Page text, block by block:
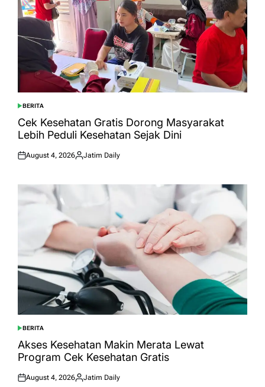
POSTED
IN
BERITA
Cek Kesehatan Gratis Dorong Masyarakat
Lebih Peduli Kesehatan Sejak Dini
Posted
August 4, 2026
Posted
Jatim Daily
POSTED
IN
BERITA
Akses Kesehatan Makin Merata Lewat
Program Cek Kesehatan Gratis
Posted
August 4, 2026
Posted
Jatim Daily